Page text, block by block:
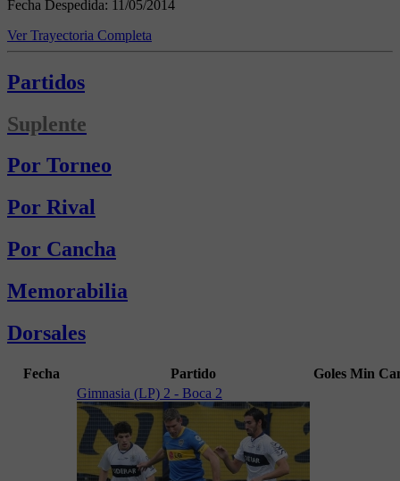
Fecha Despedida: 11/05/2014
Ver Trayectoria Completa
Partidos
Suplente
Por Torneo
Por Rival
Por Cancha
Memorabilia
Dorsales
Fecha Partido Goles Min
Gimnasia (LP) 2 - Boca 2